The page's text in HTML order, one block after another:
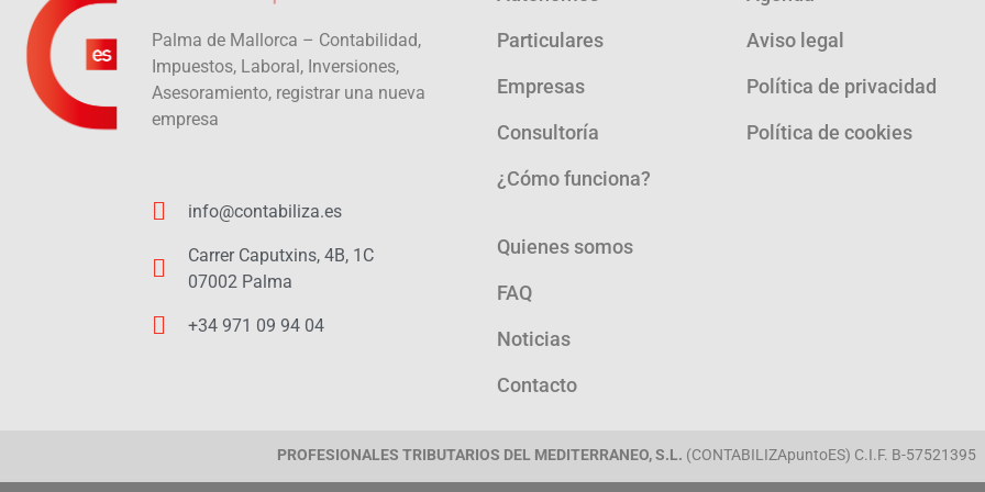
Palma de Mallorca – Contabilidad,
Impuestos, Laboral, Inversiones,
Asesoramiento, registrar una nueva
empresa
info@contabiliza.es
Carrer Caputxins, 4B, 1C
07002 Palma
+34 971 09 94 04
Particulares
Empresas
Consultoría
¿Cómo funciona?
Quienes somos
FAQ
Noticias
Contacto
Aviso legal
Política de privacidad
Política de cookies
PROFESIONALES TRIBUTARIOS DEL MEDITERRANEO, S.L. (CONTABILIZApuntoES) C.I.F. B-57521395